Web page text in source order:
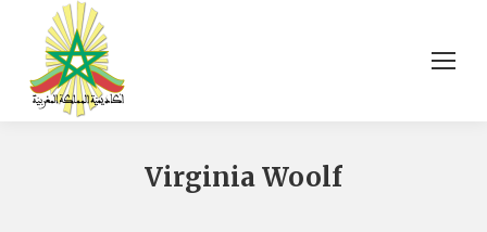
Virginia Woolf